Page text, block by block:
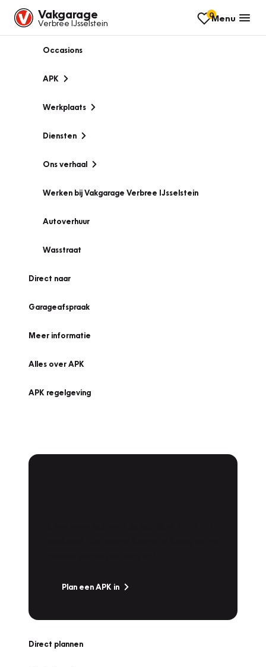
Vakgarage
Verbree IJsselstein
0Menu
Occasions
APK
Werkplaats
Diensten
Ons verhaal
Werken bij Vakgarage Verbree IJsselstein
Autoverhuur
Wasstraat
Direct naar
Garageafspraak
Meer informatie
Alles over APK
APK regelgeving
Plan een APK in
Direct plannen